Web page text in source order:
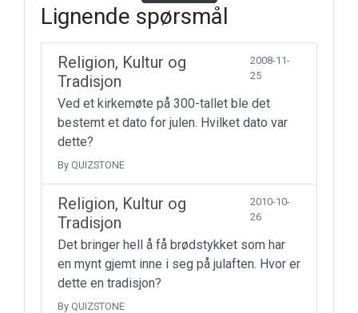
Lignende spørsmål
Religion, Kultur og
Tradisjon
2008-11-
25
Ved et kirkemøte på 300-tallet ble det
bestemt et dato for julen. Hvilket dato var
dette?
By QUIZSTONE
Religion, Kultur og
Tradisjon
2010-10-
26
Det bringer hell å få brødstykket som har
en mynt gjemt inne i seg på julaften. Hvor er
dette en tradisjon?
By QUIZSTONE